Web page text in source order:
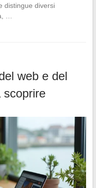
distingue diversi
…
web e del
scoprire